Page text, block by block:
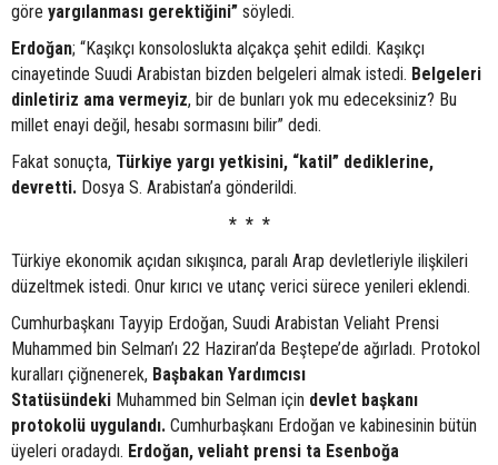
göre yargılanması gerektiğini” söyledi.
Erdoğan; “Kaşıkçı konsoloslukta alçakça şehit edildi. Kaşıkçı
cinayetinde Suudi Arabistan bizden belgeleri almak istedi. Belgeleri
dinletiriz ama vermeyiz, bir de bunları yok mu edeceksiniz? Bu
millet enayi değil, hesabı sormasını bilir” dedi.
Fakat sonuçta, Türkiye yargı yetkisini, “katil” dediklerine,
devretti. Dosya S. Arabistan’a gönderildi.
* * *
Türkiye ekonomik açıdan sıkışınca, paralı Arap devletleriyle ilişkileri
düzeltmek istedi. Onur kırıcı ve utanç verici sürece yenileri eklendi.
Cumhurbaşkanı Tayyip Erdoğan, Suudi Arabistan Veliaht Prensi
Muhammed bin Selman’ı 22 Haziran’da Beştepe’de ağırladı. Protokol
kuralları çiğnenerek, Başbakan Yardımcısı
Statüsündeki Muhammed bin Selman için devlet başkanı
protokolü uygulandı. Cumhurbaşkanı Erdoğan ve kabinesinin bütün
üyeleri oradaydı. Erdoğan, veliaht prensi ta Esenboğa